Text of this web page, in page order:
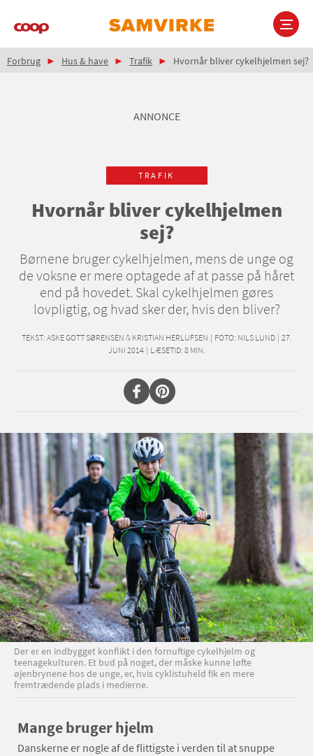
Main
Brødkrumme
Forbrug Hus & have Trafik Hvornår bliver cykelhjelmen sej?
ANNONCE
TRAFIK
Hvornår bliver cykelhjelmen
sej?
Børnene bruger cykelhjelmen, mens de unge og
de voksne er mere optagede af at passe på håret
end på hovedet. Skal cykelhjelmen gøres
lovpligtig, og hvad sker der, hvis den bliver?
TEKST: ASKE GOTT SØRENSEN & KRISTIAN HERLUFSEN | FOTO: NILS LUND | 27.
JUNI 2014 | LÆSETID: 8 MIN.
Der er en indbygget konflikt i den fornuftige cykelhjelm og
teenagekulturen. Et bud på noget, der måske kunne løfte
øjenbrynene hos de unge, er, hvis cyklistuheld fik en mere
fremtrædende plads i medierne.
Mange bruger hjelm
Danskerne er nogle af de flittigste i verden til at snuppe